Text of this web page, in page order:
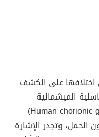
على الكشف
الميشمائية
البشرية (بالإنجليزية: Human chorionic gonadotrophin)
الحمل، وتجدر الإشارة